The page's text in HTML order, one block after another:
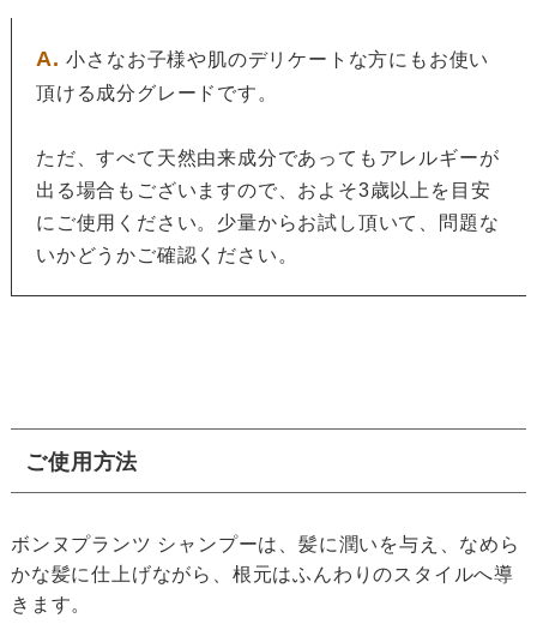
A.小さなお子様や肌のデリケートな方にもお使い
頂ける成分グレードです。
ただ、すべて天然由来成分であってもアレルギーが
出る場合もございますので、およそ3歳以上を目安
にご使用ください。少量からお試し頂いて、問題な
いかどうかご確認ください。
ご使用方法
ボンヌプランツ シャンプーは、髪に潤いを与え、なめら
かな髪に仕上げながら、根元はふんわりのスタイルへ導
きます。